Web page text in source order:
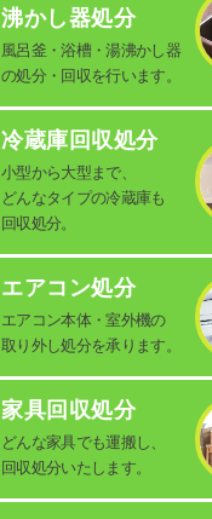
沸かし器処分
風呂釜・浴槽・湯沸かし器
の処分・回収を行います。
冷蔵庫回収処分
小型から大型まで、
どんなタイプの冷蔵庫も
回収処分。
エアコン処分
エアコン本体・室外機の
取り外し処分を承ります。
家具回収処分
どんな家具でも運搬し、
回収処分いたします。